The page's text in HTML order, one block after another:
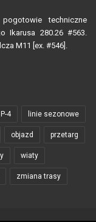
techniczne
Ikarusa 280.26 #563.
M11 [ex. #546].
4 linie sezonowe
objazd przetarg
wiaty
zmiana trasy